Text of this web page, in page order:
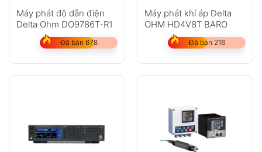
Máy phát độ dẫn điện
Delta Ohm DO9786T-R1
Đã bán 678
Máy phát khí áp Delta
OHM HD4V8T BARO
Đã bán 216